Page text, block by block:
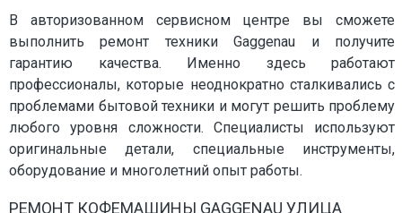
В авторизованном сервисном центре вы сможете
выполнить ремонт техники Gaggenau и получите
гарантию качества. Именно здесь работают
профессионалы, которые неоднократно сталкивались с
проблемами бытовой техники и могут решить проблему
любого уровня сложности. Специалисты используют
оригинальные детали, специальные инструменты,
оборудование и многолетний опыт работы.
РЕМОНТ КОФЕМАШИНЫ GAGGENAU УЛИЦА